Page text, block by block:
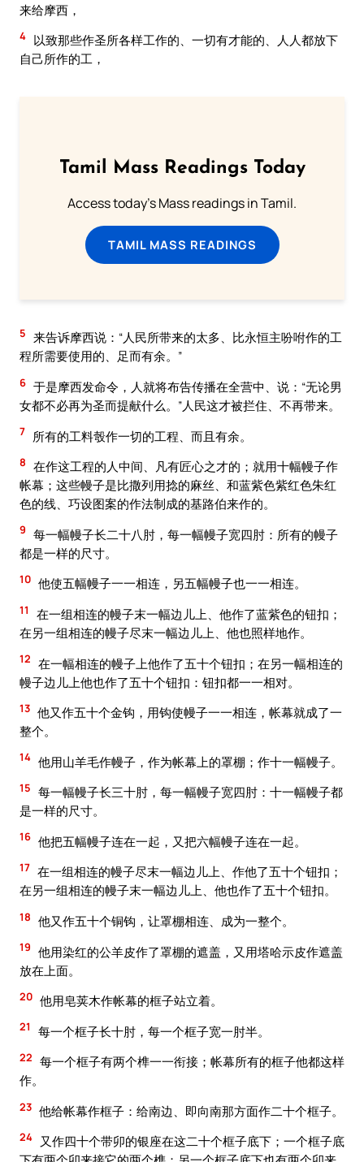
来给摩西，
4 以致那些作圣所各样工作的、一切有才能的、人人都放下
自己所作的工，
Tamil Mass Readings Today
Access today's Mass readings in Tamil.
TAMIL MASS READINGS
5 来告诉摩西说：“人民所带来的太多、比永恒主吩咐作的工
程所需要使用的、足而有余。”
6 于是摩西发命令，人就将布告传播在全营中、说：“无论男
女都不必再为圣而提献什么。”人民这才被拦住、不再带来。
7 所有的工料彀作一切的工程、而且有余。
8 在作这工程的人中间、凡有匠心之才的；就用十幅幔子作
帐幕；这些幔子是比撒列用捻的麻丝、和蓝紫色紫红色朱红
色的线、巧设图案的作法制成的基路伯来作的。
9 每一幅幔子长二十八肘，每一幅幔子宽四肘：所有的幔子
都是一样的尺寸。
10 他使五幅幔子一一相连，另五幅幔子也一一相连。
11
在一组相连的幔子末一幅边儿上、他作了蓝紫色的钮扣；
在另一组相连的幔子尽末一幅边儿上、他也照样地作。
12 在一幅相连的幔子上他作了五十个钮扣；在另一幅相连的
幔子边儿上他也作了五十个钮扣：钮扣都一一相对。
13 他又作五十个金钩，用钩使幔子一一相连，帐幕就成了一
整个。
14 他用山羊毛作幔子，作为帐幕上的罩棚；作十一幅幔子。
15 每一幅幔子长三十肘，每一幅幔子宽四肘：十一幅幔子都
是一样的尺寸。
16 他把五幅幔子连在一起，又把六幅幔子连在一起。
17 在一组相连的幔子尽末一幅边儿上、作他了五十个钮扣；
在另一组相连的幔子末一幅边儿上、他也作了五十个钮扣。
18 他又作五十个铜钩，让罩棚相连、成为一整个。
19 他用染红的公羊皮作了罩棚的遮盖，又用塔哈示皮作遮盖
放在上面。
20 他用皂荚木作帐幕的框子站立着。
21 每一个框子长十肘，每一个框子宽一肘半。
22 每一个框子有两个榫一一衔接；帐幕所有的框子他都这样
作。
23 他给帐幕作框子：给南边、即向南那方面作二十个框子。
24
又作四十个带卯的银座在这二十个框子底下；一个框子底